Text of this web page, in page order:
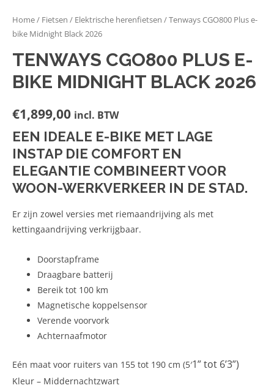
Home/ Fietsen / Elektrische herenfietsen / Tenways CGO800 Plus e-
bike Midnight Black 2026
TENWAYS CGO800 PLUS E-
BIKE MIDNIGHT BLACK 2026
€1,899,00 incl. BTW
EEN IDEALE E-BIKE MET LAGE
INSTAP DIE COMFORT EN
ELEGANTIE COMBINEERT VOOR
WOON-WERKVERKEER IN DE STAD.
Er zijn zowel versies met riemaandrijving als met
kettingaandrijving verkrijgbaar.
Doorstapframe
Draagbare batterij
Bereik tot 100 km
Magnetische koppelsensor
Verende voorvork
Achternaafmotor
Eén maat voor ruiters van 155 tot 190 cm (5′1” tot 6’3”)
Kleur – Middernachtzwart